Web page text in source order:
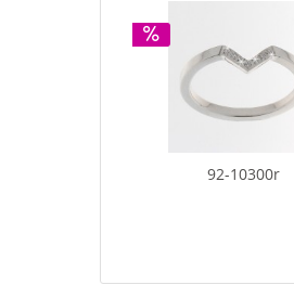
92-10300r